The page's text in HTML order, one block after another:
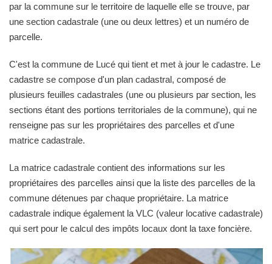
par la commune sur le territoire de laquelle elle se trouve, par
une section cadastrale (une ou deux lettres) et un numéro de
parcelle.
C'est la commune de Lucé qui tient et met à jour le cadastre. Le
cadastre se compose d'un plan cadastral, composé de
plusieurs feuilles cadastrales (une ou plusieurs par section, les
sections étant des portions territoriales de la commune), qui ne
renseigne pas sur les propriétaires des parcelles et d'une
matrice cadastrale.
La matrice cadastrale contient des informations sur les
propriétaires des parcelles ainsi que la liste des parcelles de la
commune détenues par chaque propriétaire. La matrice
cadastrale indique également la VLC (valeur locative cadastrale)
qui sert pour le calcul des impôts locaux dont la taxe foncière.